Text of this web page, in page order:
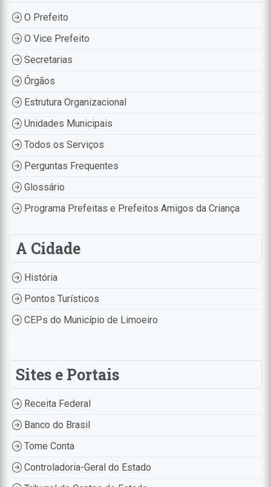
O Prefeito
O Vice Prefeito
Secretarias
Órgãos
Estrutura Organizacional
Unidades Municipais
Todos os Serviços
Perguntas Frequentes
Glossário
Programa Prefeitas e Prefeitos Amigos da Criança
A Cidade
História
Pontos Turísticos
CEPs do Município de Limoeiro
Sites e Portais
Receita Federal
Banco do Brasil
Tome Conta
Controladoria-Geral do Estado